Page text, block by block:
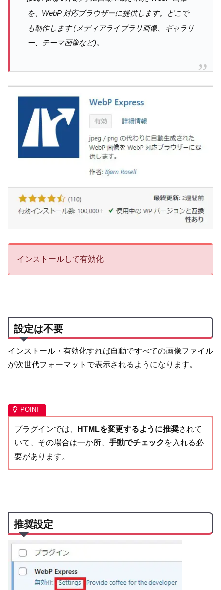
を、WebP 対応ブラウザーに提供します。どこで
も動作します (メディアライブラリ画像、ギャラリ
ー、テーマ画像など)。
インストールして有効化
設定は不要
インストール・有効化すれば自動ですべての画像ファイル
が次世代フォーマットで表示されるようになります。
プラグインでは、 HTMLを変更するように推奨されて
いて、その場合は一か所、 手動でチェック を入れる必
要があります。
推奨設定